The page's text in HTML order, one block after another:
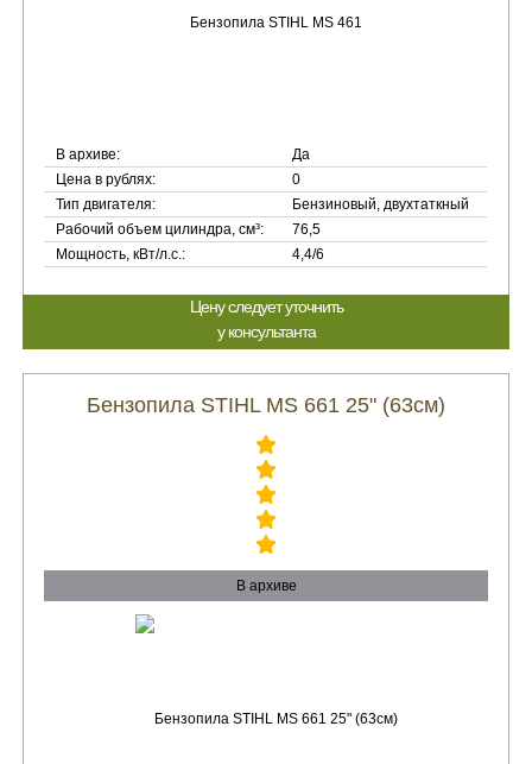
В архиве:
Да
Цена в рублях:
0
Тип двигателя:
Бензиновый, двухтаткный
Рабочий объем цилиндра, см³:
76,5
Мощность, кВт/л.с.:
4,4/6
Цену следует уточнить
у консультанта
Бензопила STIHL MS 661 25" (63см)
В архиве